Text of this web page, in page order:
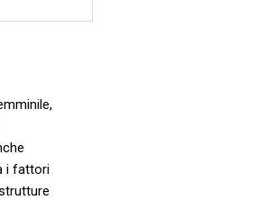
i fattori